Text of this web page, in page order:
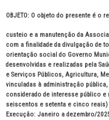
OBJETO: O objeto do presente é o
custeio e a manutenção da
com a finalidade da divulgação de
orientação social do Governo
desenvolvidas e realizadas pela
e Serviços Públicos, Agricultura,
vinculadas à administração
considerado de interesse público
seiscentos e setenta e cinco
Execução: Janeiro a dezembro/